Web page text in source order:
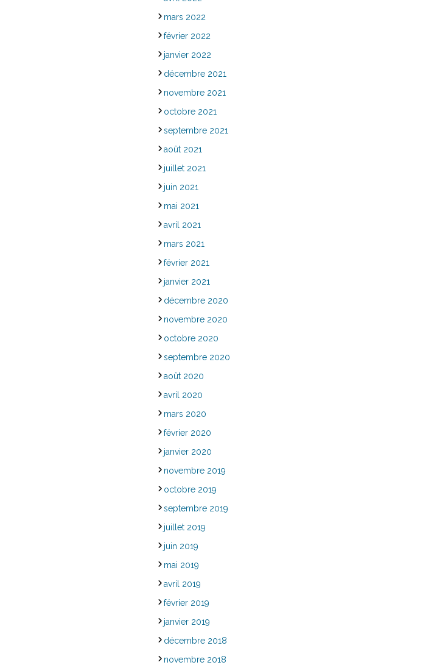
mars 2022
février 2022
janvier 2022
décembre 2021
novembre 2021
octobre 2021
septembre 2021
août 2021
juillet 2021
juin 2021
mai 2021
avril 2021
mars 2021
février 2021
janvier 2021
décembre 2020
novembre 2020
octobre 2020
septembre 2020
août 2020
avril 2020
mars 2020
février 2020
janvier 2020
novembre 2019
octobre 2019
septembre 2019
juillet 2019
juin 2019
mai 2019
avril 2019
février 2019
janvier 2019
décembre 2018
novembre 2018